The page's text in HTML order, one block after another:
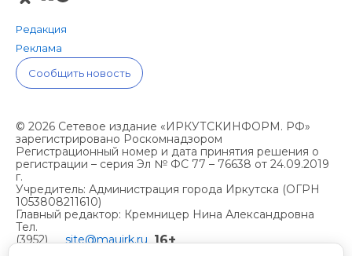
Редакция
Реклама
Сообщить новость
© 2026 Сетевое издание «ИРКУТСКИНФОРМ. РФ»
зарегистрировано Роскомнадзором
Регистрационный номер и дата принятия решения о
регистрации – серия Эл № ФС 77 – 76638 от 24.09.2019
г.
Учредитель: Администрация города Иркутска (ОГРН
1053808211610)
Главный редактор: Кремницер Нина Александровна
Тел.
(3952)
site@mauirk.ru 16+